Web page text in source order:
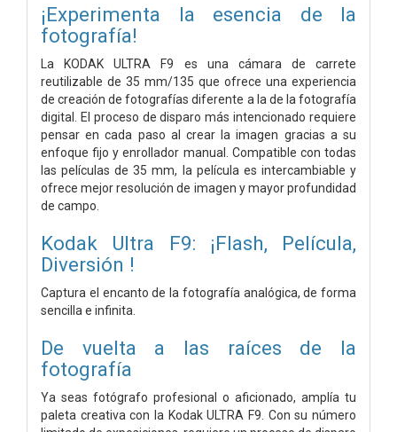
¡Experimenta la esencia de la
fotografía!
La KODAK ULTRA F9 es una cámara de carrete
reutilizable de 35 mm/135 que ofrece una experiencia
de creación de fotografías diferente a la de la fotografía
digital. El proceso de disparo más intencionado requiere
pensar en cada paso al crear la imagen gracias a su
enfoque fijo y enrollador manual. Compatible con todas
las películas de 35 mm, la película es intercambiable y
ofrece mejor resolución de imagen y mayor profundidad
de campo.
Kodak Ultra F9: ¡Flash, Película,
Diversión !
Captura el encanto de la fotografía analógica, de forma
sencilla e infinita.
De vuelta a las raíces de la
fotografía
Ya seas fotógrafo profesional o aficionado, amplía tu
paleta creativa con la Kodak ULTRA F9. Con su número